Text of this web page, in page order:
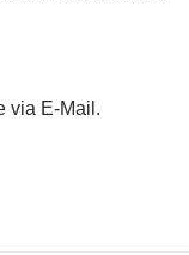
via E-Mail.